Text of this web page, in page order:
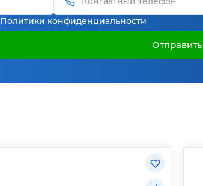
Политики конфиденциальности
Отправить